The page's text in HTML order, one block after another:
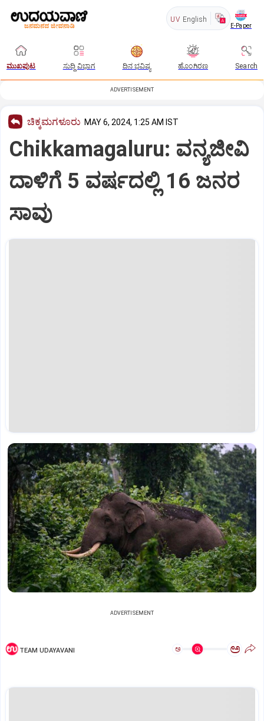
UV English
E-Paper
ಮುಖಪುಟ ಸುದ್ದಿ ವಿಭಾಗ ದಿನ ಭವಿಷ್ಯ ಹೊಂಗಿರಣ Search
ADVERTISEMENT
ಚಿಕ್ಕಮಗಳೂರು MAY 6, 2024, 1:25 AM IST
Chikkamagaluru: ವನ್ಯಜೀವಿ
ದಾಳಿಗೆ 5 ವರ್ಷದಲ್ಲಿ 16 ಜನರ
ಸಾವು
ADVERTISEMENT
TEAM UDAYAVANI ಅ ಅ